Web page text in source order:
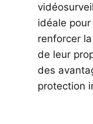
idéale
renforcer
de leur
des
protection